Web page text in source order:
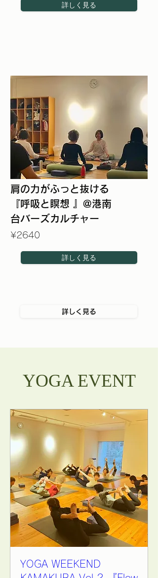
詳しく見る
肩の力がふっと抜ける
『呼吸と瞑想 』@港南
台バーズカルチャー
¥2640
詳しく見る
詳しく見る
YOGA EVENT
YOGA WEEKEND